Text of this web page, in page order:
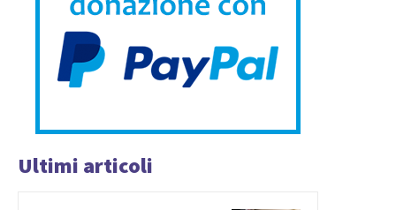
Ultimi articoli